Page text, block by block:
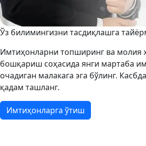
Ўз билимингизни тасдиқлашга
Имтиҳонларни топширинг ва молия
бошқариш соҳасида янги мартаба
очадиган малакага эга бўлинг.
қадам ташланг.
Имтиҳонларга ўтиш